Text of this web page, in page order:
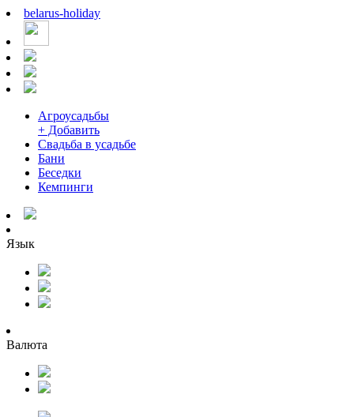
belarus-holiday
Агроусадьбы
+ Добавить
Свадьба в усадьбе
Бани
Беседки
Кемпинги
Язык
Валюта